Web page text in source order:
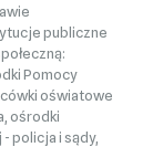
publiczne
Pomocy
oświatowe
ośrodki
policja i sądy,